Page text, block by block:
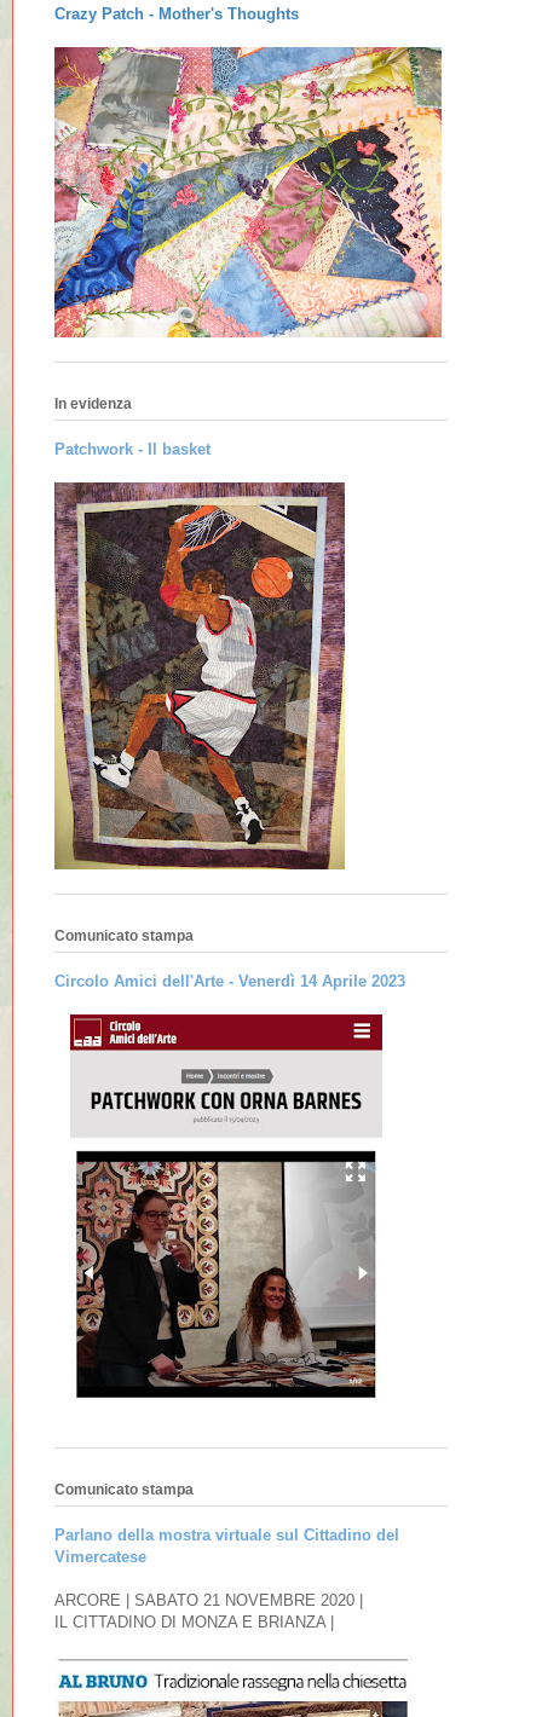
Crazy Patch - Mother's Thoughts
In evidenza
Patchwork - Il basket
Comunicato stampa
Circolo Amici dell'Arte - Venerdì 14 Aprile 2023
Comunicato stampa
Parlano della mostra virtuale sul Cittadino del
Vimercatese
ARCORE | SABATO 21 NOVEMBRE 2020 |
IL CITTADINO DI MONZA E BRIANZA |